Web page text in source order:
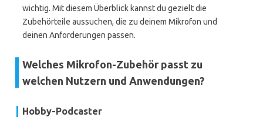
wichtig. Mit diesem Überblick kannst du gezielt die
Zubehörteile aussuchen, die zu deinem Mikrofon und
deinen Anforderungen passen.
Welches Mikrofon-Zubehör passt zu
welchen Nutzern und Anwendungen?
Hobby-Podcaster